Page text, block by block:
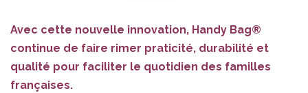
Avec cette nouvelle innovation, Handy Bag®
continue de faire rimer praticité, durabilité et
qualité pour faciliter le quotidien des familles
françaises.